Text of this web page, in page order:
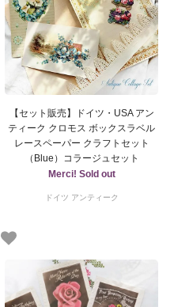
【セット販売】ドイツ・USA アン
ティーク クロモス ボックスラベル
レースペーパー クラフトセット
（Blue）コラージュセット
Merci! Sold out
ドイツ アンティーク